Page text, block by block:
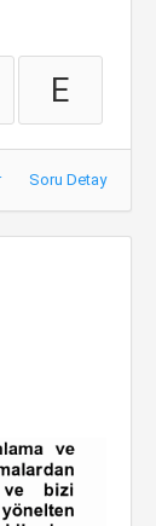
E
Soru Detay